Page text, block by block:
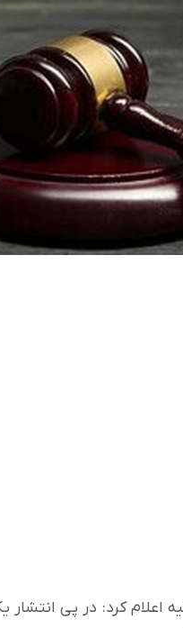
اعلام کرد: در پی